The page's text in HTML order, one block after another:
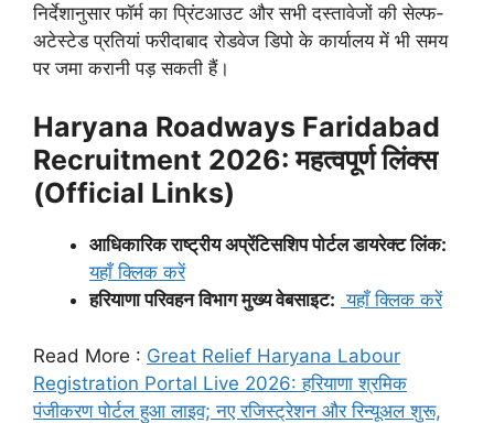
निर्देशानुसार फॉर्म का प्रिंटआउट और सभी दस्तावेजों की सेल्फ-
अटेस्टेड प्रतियां फरीदाबाद रोडवेज डिपो के कार्यालय में भी समय
पर जमा करानी पड़ सकती हैं।
Haryana Roadways Faridabad
Recruitment 2026: महत्वपूर्ण लिंक्स
(Official Links)
आधिकारिक राष्ट्रीय अप्रेंटिसशिप पोर्टल डायरेक्ट लिंक:
यहाँ क्लिक करें
हरियाणा परिवहन विभाग मुख्य वेबसाइट: यहाँ क्लिक करें
Read More : Great Relief Haryana Labour
Registration Portal Live 2026: हरियाणा श्रमिक
पंजीकरण पोर्टल हुआ लाइव; नए रजिस्ट्रेशन और रिन्यूअल शुरू,